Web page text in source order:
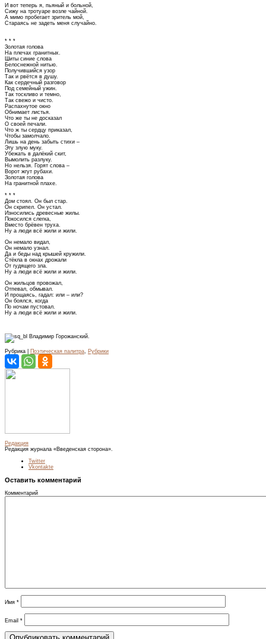
И вот теперь я, пьяный и больной,
Сижу на тротуаре возле чайной.
А мимо пробегает зритель мой,
Стараясь не задеть меня случайно.
* * *
Золотая голова
На плечах гранитных.
Шиты синие слова
Белоснежной нитью.
Получившийся узор
Так и рвётся в душу.
Как сердечный разговор
Под семейный ужин.
Так тоскливо и темно,
Так свежо и чисто.
Распахнутое окно
Обнимает листья.
Что же ты не досказал
О своей печали.
Что ж ты сердцу приказал,
Чтобы замолчало.
Лишь на день забыть стихи –
Эту злую муку.
Убежать в далёкий скит,
Вымолить разлуку.
Но нельзя. Горят слова –
Ворот жгут рубахи.
Золотая голова
На гранитной плахе.
* * *
Дом стоял. Он был стар.
Он скрипел. Он устал.
Износились древесные жилы.
Покосился слегка,
Вместо брёвен труха.
Ну а люди всё жили и жили.
Он немало видал,
Он немало узнал.
Да и беды над крышей кружили.
Стёкла в окнах дрожали
От гудящего зла.
Ну а люди всё жили и жили.
Он жильцов провожал,
Отпевал, обмывал.
И прощаясь, гадал: или – или?
Он боялся, когда
По ночам пустовал.
Ну а люди всё жили и жили.
Владимир Горожанский.
Рубрика | Поэтическая палитра, Рубрики
Редакция
Редакция журнала «Введенская сторона».
Twitter
Vkontakte
Оставить комментарий
Комментарий
Имя *
Email *